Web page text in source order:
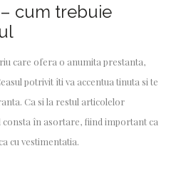
cum trebuie
care ofera o anumita prestanta,
potrivit îti va accentua tinuta si te
Ca si la restul articolelor
consta în asortare, fiind important ca
cu vestimentatia.